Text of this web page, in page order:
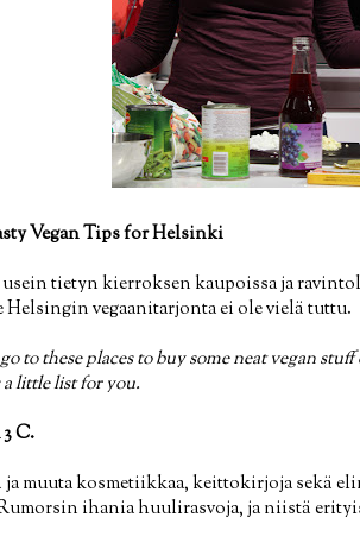
Vegan Tips for Helsinki
tietyn kierroksen kaupoissa ja
vegaanitarjonta ei ole vielä tuttu.
to these places to buy some neat vegan
little list for you.
C.
muuta kosmetiikkaa, keittokirjoja sekä
ihania huulirasvoja, ja niistä